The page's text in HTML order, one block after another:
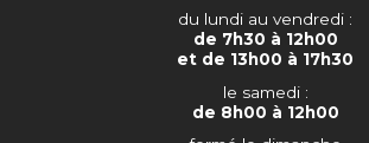
du lundi au vendredi :
de 7h30 à 12h00
et de 13h00 à 17h30
le samedi :
de 8h00 à 12h00